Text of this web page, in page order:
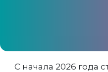
С начала 2026 года